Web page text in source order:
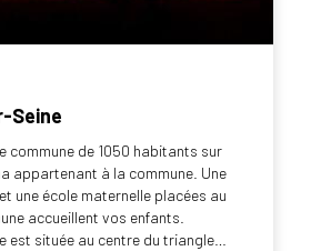
Seine
commune de 1050 habitants sur
appartenant à la commune. Une
une école maternelle placées au
accueillent vos enfants.
est située au centre du triangle…